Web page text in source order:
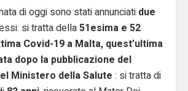
di oggi sono stati annunciati due
si tratta della51esima e 52
Covid-19 a Malta, quest’ultima
dopo la pubblicazione del
Ministero della Salute: si tratta di